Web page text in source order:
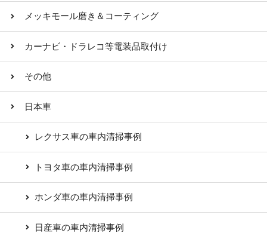
メッキモール磨き＆コーティング
カーナビ・ドラレコ等電装品取付け
その他
日本車
レクサス車の車内清掃事例
トヨタ車の車内清掃事例
ホンダ車の車内清掃事例
日産車の車内清掃事例